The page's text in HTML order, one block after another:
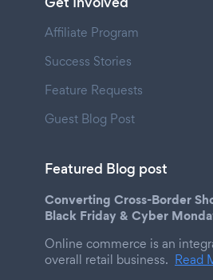
Affiliate Program
Success Stories
Feature Requests
Guest Blog Post
Featured Blog post
Converting Cross-Border
Black Friday & Cyber
Online commerce is an
overall retail business. Read